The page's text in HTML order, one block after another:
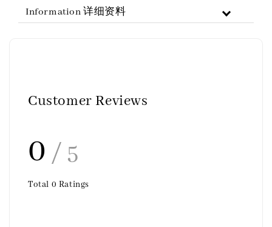
Information 详细资料
Customer Reviews
0 / 5
Total 0 Ratings